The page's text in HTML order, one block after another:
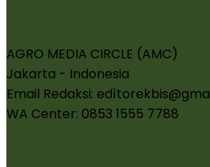
AGRO MEDIA CIRCLE (AMC)
Jakarta - Indonesia
Email Redaksi:
WA Center: 0853 1555 7788